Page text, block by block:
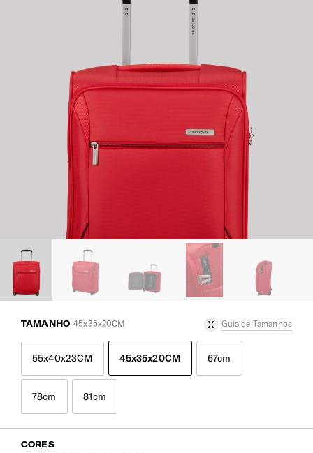
TAMANHO 45x35x20CM Guia de Tamanhos
55x40x23CM 45x35x20CM 67cm
78cm 81cm
CORES